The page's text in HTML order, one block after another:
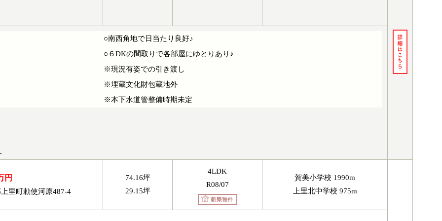
○南西角地で日当たり良好♪
○６DKの間取りで各部屋にゆとりあり♪
※現況有姿での引き渡し
※埋蔵文化財包蔵地外
※本下水道管整備時期未定
円
里町勅使河原487-4
74.16坪
29.15坪
4LDK
R08/07
賀美小学校 1990m
上里北中学校 975m